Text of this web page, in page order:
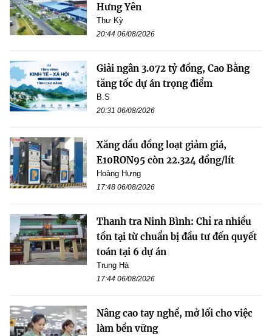
Hưng Yên
Thư Kỳ
20:44 06/08/2026
Giải ngân 3.072 tỷ đồng, Cao Bằng
tăng tốc dự án trọng điểm
B.S
20:31 06/08/2026
Xăng dầu đồng loạt giảm giá,
E10RON95 còn 22.324 đồng/lít
Hoàng Hưng
17:48 06/08/2026
Thanh tra Ninh Bình: Chỉ ra nhiều
tồn tại từ chuẩn bị đầu tư đến quyết
toán tại 6 dự án
Trung Hà
17:44 06/08/2026
Nâng cao tay nghề, mở lối cho việc
làm bền vững